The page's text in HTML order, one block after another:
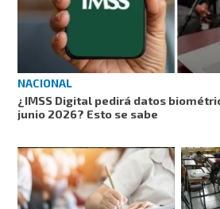
NACIONAL
¿IMSS Digital pedirá datos
junio 2026? Esto se sabe